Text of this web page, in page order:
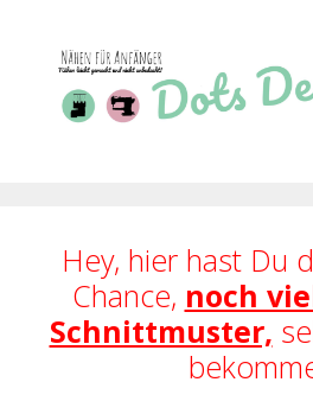
springen
Hey, hier hast Du
Chance, noch
Schnittmuster,